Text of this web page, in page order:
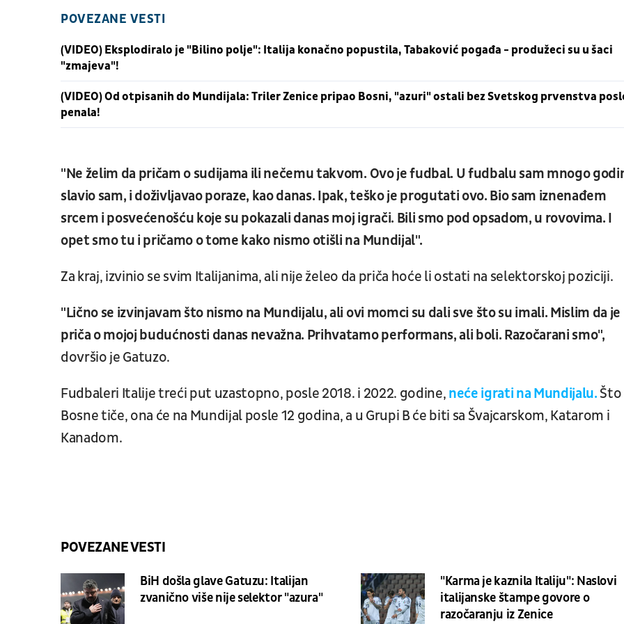
POVEZANE VESTI
(VIDEO) Eksplodiralo je "Bilino polje": Italija konačno popustila, Tabaković pogađa - produžeci su u šaci
"zmajeva"!
(VIDEO) Od otpisanih do Mundijala: Triler Zenice pripao Bosni, "azuri" ostali bez Svetskog prvenstva
penala!
"Ne želim da pričam o sudijama ili nečemu takvom. Ovo je fudbal. U fudbalu sam mnogo
slavio sam, i doživljavao poraze, kao danas. Ipak, teško je progutati ovo. Bio sam iznenađem
srcem i posvećenošću koje su pokazali danas moj igrači. Bili smo pod opsadom, u rovovima. I
opet smo tu i pričamo o tome kako nismo otišli na Mundijal".
Za kraj, izvinio se svim Italijanima, ali nije želeo da priča hoće li ostati na selektorskoj poziciji.
"Lično se izvinjavam što nismo na Mundijalu, ali ovi momci su dali sve što su imali. Mislim da je
priča o mojoj budućnosti danas nevažna. Prihvatamo performans, ali boli. Razočarani smo",
dovršio je Gatuzo.
Fudbaleri Italije treći put uzastopno, posle 2018. i 2022. godine, neće igrati na Mundijalu. Što
Bosne tiče, ona će na Mundijal posle 12 godina, a u Grupi B će biti sa Švajcarskom, Katarom i
Kanadom.
POVEZANE VESTI
BiH došla glave Gatuzu: Italijan
zvanično više nije selektor "azura"
"Karma je kaznila Italiju": Naslovi
italijanske štampe govore o
razočaranju iz Zenice